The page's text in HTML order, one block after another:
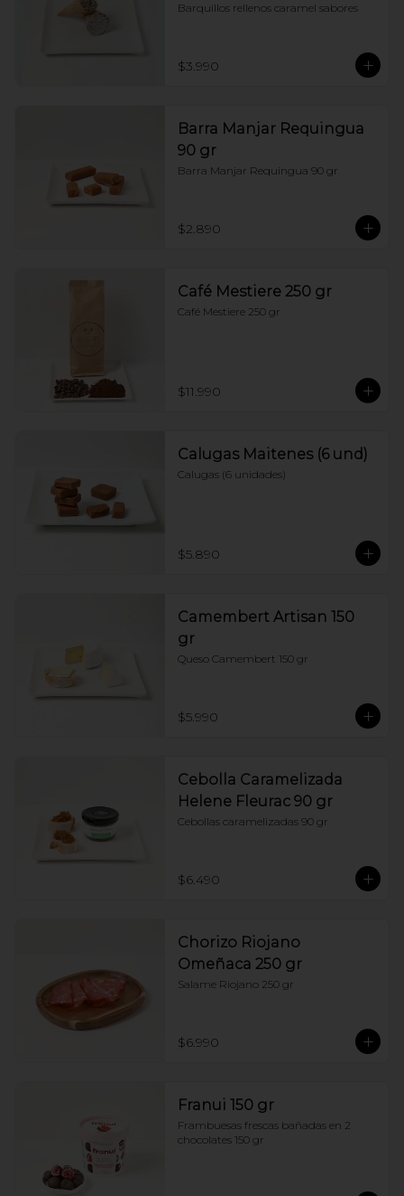
Barquillos rellenos caramel sabores
$3.990
Barra Manjar Requingua
90 gr
Barra Manjar Requingua 90 gr
$2.890
Café Mestiere 250 gr
Café Mestiere 250 gr
$11.990
Calugas Maitenes (6 und)
Calugas (6 unidades)
$5.890
Camembert Artisan 150
gr
Queso Camembert 150 gr
$5.990
Cebolla Caramelizada
Helene Fleurac 90 gr
Cebollas caramelizadas 90 gr
$6.490
Chorizo Riojano
Omeñaca 250 gr
Salame Riojano 250 gr
$6.990
Franui 150 gr
Frambuesas frescas bañadas en 2
chocolates 150 gr